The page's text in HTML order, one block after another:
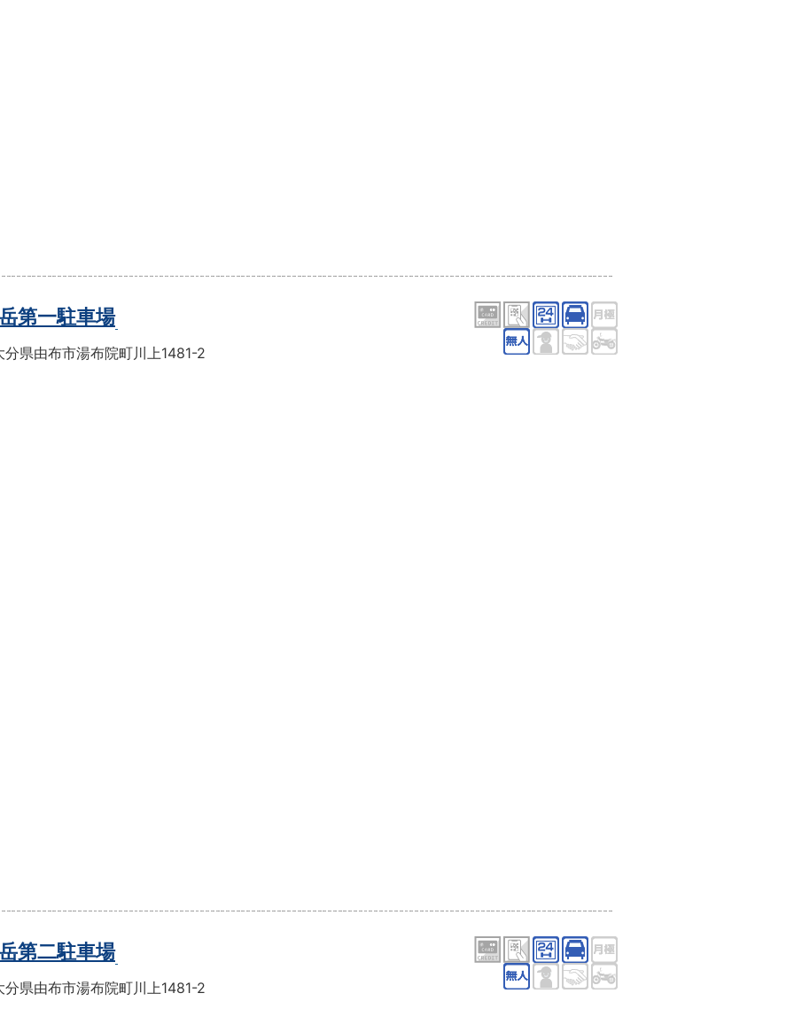
第一駐車場
分県由布市湯布院町川上1481-2
第二駐車場
分県由布市湯布院町川上1481-2